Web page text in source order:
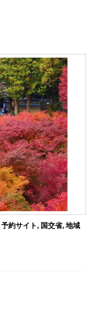
予約サイト, 国交省, 地域